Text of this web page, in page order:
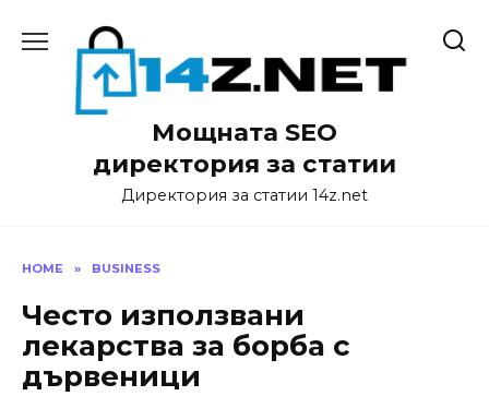
Мощната SEO
директория за статии
Директория за статии 14z.net
HOME » BUSINESS
Често използвани
лекарства за борба с
дървеници